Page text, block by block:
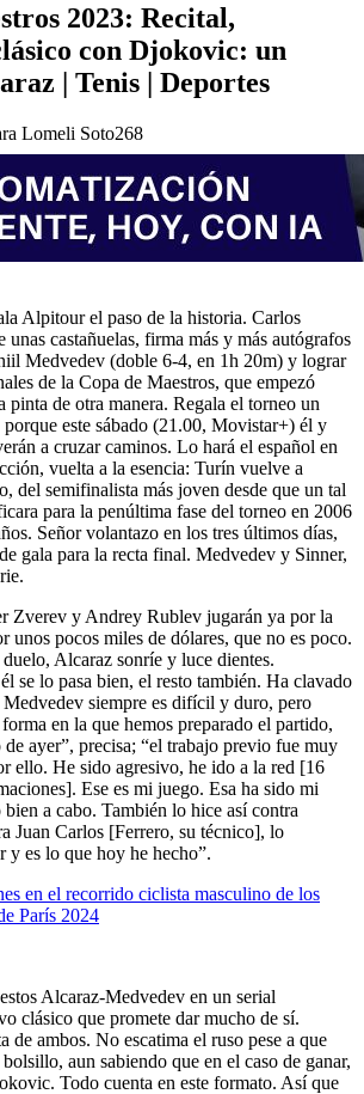
2023: Recital,
con Djokovic: un
| Tenis | Deportes
Lomeli Soto268
Alpitour el paso de la historia. Carlos
unas castañuelas, firma más y más autógrafos
Medvedev (doble 6-4, en 1h 20m) y lograr
de la Copa de Maestros, que empezó
pinta de otra manera. Regala el torneo un
este sábado (21.00, Movistar+) él y
a cruzar caminos. Lo hará el español en
vuelta a la esencia: Turín vuelve a
del semifinalista más joven desde que un tal
para la penúltima fase del torneo en 2006
Señor volantazo en los tres últimos días,
gala para la recta final. Medvedev y Sinner,
Zverev y Andrey Rublev jugarán ya por la
unos pocos miles de dólares, que no es poco.
duelo, Alcaraz sonríe y luce dientes.
se lo pasa bien, el resto también. Ha clavado
Medvedev siempre es difícil y duro, pero
en la que hemos preparado el partido,
ayer”, precisa; “el trabajo previo fue muy
ello. He sido agresivo, he ido a la red [16
Ese es mi juego. Esa ha sido mi
a cabo. También lo hice así contra
Juan Carlos [Ferrero, su técnico], lo
y es lo que hoy he hecho”.
en el recorrido ciclista masculino de los
París 2024
Alcaraz-Medvedev en un serial
clásico que promete dar mucho de sí.
de ambos. No escatima el ruso pese a que
aun sabiendo que en el caso de ganar,
Todo cuenta en este formato. Así que